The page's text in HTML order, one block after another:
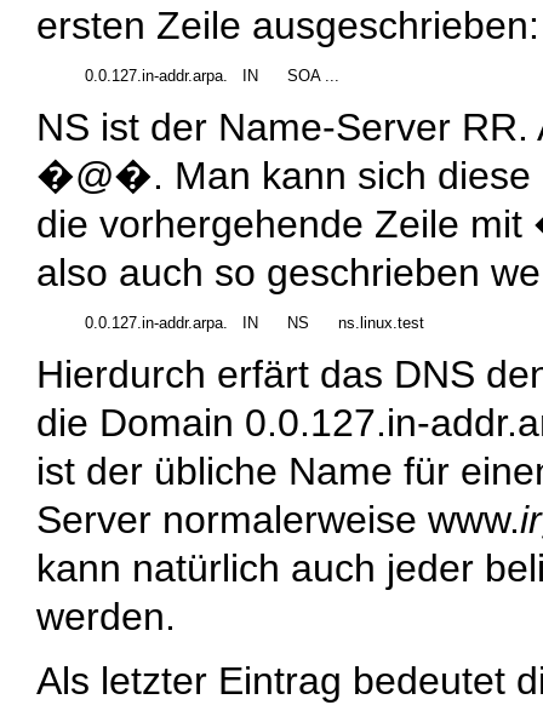
ersten Zeile ausgeschrieben:
NS ist der Name-Server
�@�. Man kann sich
die vorhergehende Zeile
also auch so geschrieben
Hierdurch erfärt das DNS
die Domain 0.0.127.in-
ist der übliche Name für
Server normalerweise www.
kann natürlich auch jeder
werden.
Als letzter Eintrag bedeutet